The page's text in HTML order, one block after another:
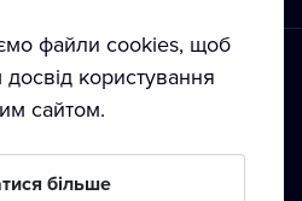
• Автoрські права
файли cookies, щоб
користування
сайтом.
більше